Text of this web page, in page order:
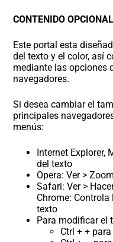
CONTENIDO OPCIONAL
Este portal esta
del texto y el color, así
mediante las opciones
navegadores.
Si desea cambiar el
principales
menús:
Internet Explorer,
del texto
Opera: Ver > Zoom
Safari: Ver >
Chrome:
texto
Para modificar el
Ctrl + +